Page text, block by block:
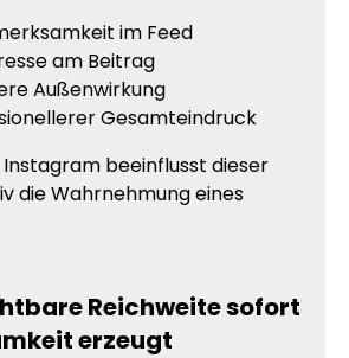
im Feed
am Beitrag
Außenwirkung
Gesamteindruck
Instagram beeinflusst dieser
die Wahrnehmung eines
Reichweite sofort
erzeugt